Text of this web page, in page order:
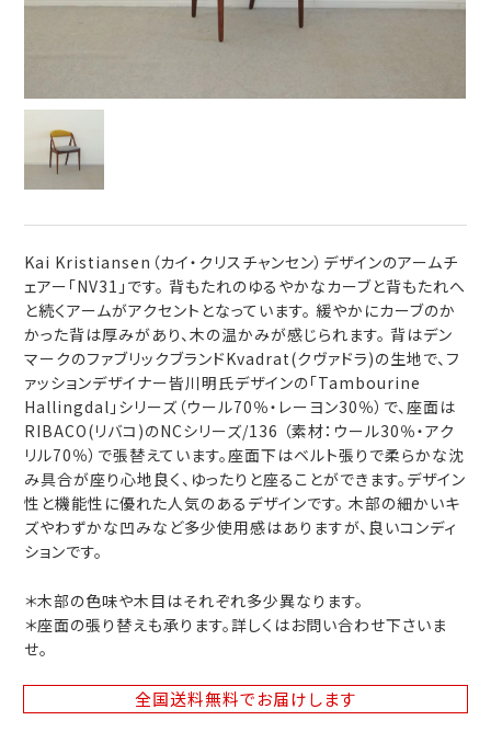
Kai Kristiansen（カイ・クリスチャンセン）デザインのアームチ
ェアー「NV31」です。 背もたれのゆるやかなカーブと背もたれへ
と続くアームがアクセントとなっています。 緩やかにカーブのか
かった背は厚みがあり、木の温かみが感じられます。 背はデン
マークのファブリックブランドKvadrat(クヴァドラ)の生地で、フ
ァッションデザイナー皆川明氏デザインの「Tambourine
Hallingdal」シリーズ（ウール70％・レーヨン30％）で、座面は
RIBACO(リバコ)のNCシリーズ/136 （素材：ウール30％・アク
リル70％）で張替えています。座面下はベルト張りで柔らかな沈
み具合が座り心地良く、ゆったりと座ることができます。デザイン
性と機能性に優れた人気のあるデザインです。 木部の細かいキ
ズやわずかな凹みなど多少使用感はありますが、良いコンディ
ションです。
＊木部の色味や木目はそれぞれ多少異なります。
＊座面の張り替えも承ります。詳しくはお問い合わせ下さいま
せ。
全国送料無料でお届けします